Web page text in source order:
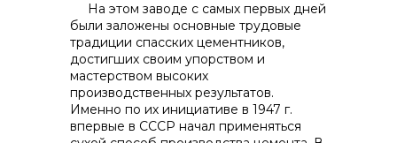
На этом заводе с самых первых дней
были заложены основные трудовые
традиции спасских цементников,
достигших своим упорством и
мастерством высоких
производственных результатов.
Именно по их инициативе в 1947 г.
впервые в СССР начал применяться